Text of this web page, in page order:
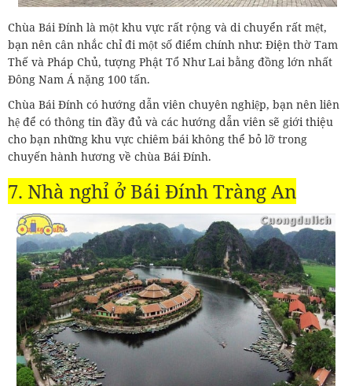
Chùa Bái Đính là một khu vực rất rộng và di chuyển rất mệt,
bạn nên cân nhắc chỉ đi một số điểm chính như: Điện thờ Tam
Thế và Pháp Chủ, tượng Phật Tổ Như Lai bằng đồng lớn nhất
Đông Nam Á nặng 100 tấn.
Chùa Bái Đính có hướng dẫn viên chuyên nghiệp, bạn nên liên
hệ để có thông tin đầy đủ và các hướng dẫn viên sẽ giới thiệu
cho bạn những khu vực chiêm bái không thể bỏ lỡ trong
chuyến hành hương về chùa Bái Đính.
7. Nhà nghỉ ở Bái Đính Tràng An